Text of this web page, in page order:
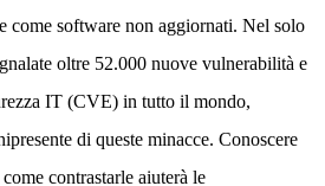
come software non aggiornati. Nel solo
oltre 52.000 nuove vulnerabilità e
IT (CVE) in tutto il mondo,
di queste minacce. Conoscere
contrastarle aiuterà le